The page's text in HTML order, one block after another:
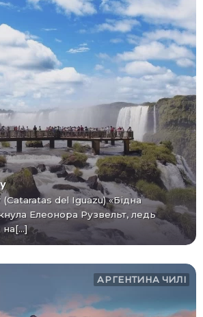
Елеонора Рузвельт, ледь
АРГЕНТИНА ЧИЛІ